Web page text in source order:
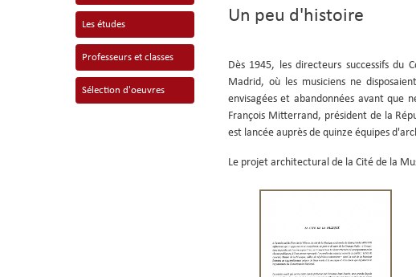
Un peu d'histoire
Dès 1945, les directeurs successifs
Madrid, où les musiciens ne
envisagées et abandonnées avant que
François Mitterrand, président de la
est lancée auprès de quinze équipes
Le projet architectural de la Cité de la
Les études
Professeurs et classes
Sélection d'oeuvres